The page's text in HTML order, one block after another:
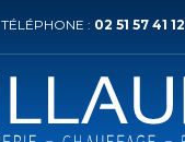
TÉLÉPHONE : 02 51 57 41 12